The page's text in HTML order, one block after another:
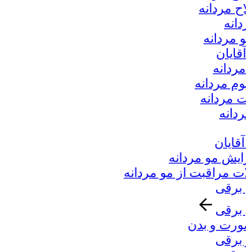
مردانه
مردانه
مردانه
مردانه
مو مردانه
مراقبت از مو مردانه
و بدن
برقی